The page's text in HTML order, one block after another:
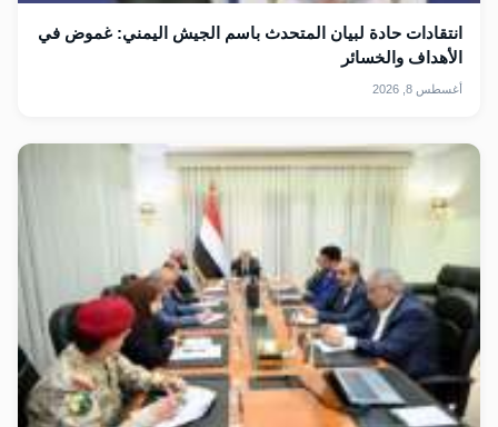
انتقادات حادة لبيان المتحدث باسم الجيش اليمني: غموض في
الأهداف والخسائر
أغسطس 8, 2026